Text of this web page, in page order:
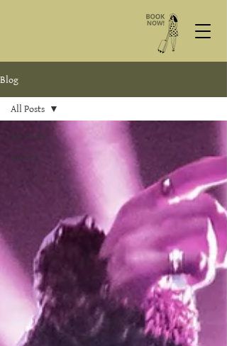
Blog
All Posts
musica
All Posts